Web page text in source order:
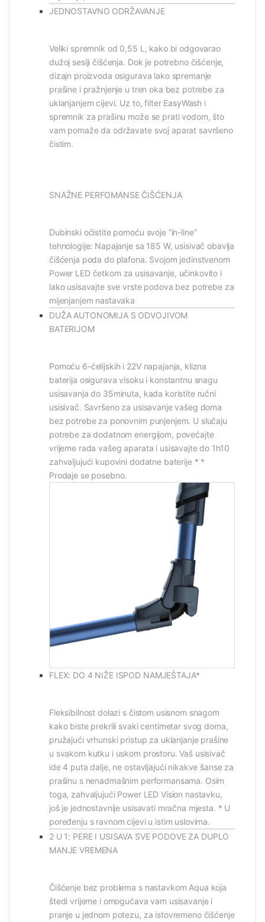
JEDNOSTAVNO ODRŽAVANJE
Veliki spremnik od 0,55 L, kako bi odgovarao
dužoj sesiji čišćenja. Dok je potrebno čišćenje,
dizajn proizvoda osigurava lako spremanje
prašine i pražnjenje u tren oka bez potrebe za
uklanjanjem cijevi. Uz to, filter EasyWash i
spremnik za prašinu može se prati vodom, što
vam pomaže da održavate svoj aparat savršeno
čistim.
SNAŽNE PERFOMANSE ČIŠĆENJA
Dubinski očistite pomoću svoje “in-line”
tehnologije: Napajanje sa 185 W, usisivač obavlja
čišćenja poda do plafona. Svojom jedinstvenom
Power LED četkom za usisavanje, učinkovito i
lako usisavajte sve vrste podova bez potrebe za
mijenjanjem nastavaka
DUŽA AUTONOMIJA S ODVOJIVOM
BATERIJOM
Pomoću 6-ćelijskih i 22V napajanja, klizna
baterija osigurava visoku i konstantnu snagu
usisavanja do 35minuta, kada koristite ručni
usisivač. Savršeno za usisavanje vašeg doma
bez potrebe za ponovnim punjenjem. U slučaju
potrebe za dodatnom energijom, povećajte
vrijeme rada vašeg aparata i usisavajte do 1h10
zahvaljujući kupovini dodatne baterije * *
Prodaje se posebno.
FLEX: DO 4 NIŽE ISPOD NAMJEŠTAJA*
Fleksibilnost dolazi s čistom usisnom snagom
kako biste prekrili svaki centimetar svog doma,
pružajući vrhunski pristup za uklanjanje prašine
u svakom kutku i uskom prostoru. Vaš usisivač
ide 4 puta dalje, ne ostavljajući nikakve šanse za
prašinu s nenadmašnim performansama. Osim
toga, zahvaljujući Power LED Vision nastavku,
još je jednostavnije usisavati mračna mjesta. * U
poređenju s ravnom cijevi u istim uslovima.
2 U 1: PERE I USISAVA SVE PODOVE ZA DUPLO
MANJE VREMENA
Čišćenje bez problema s nastavkom Aqua koja
štedi vrijeme i omogućava vam usisavanje i
pranje u jednom potezu, za istovremeno čišćenje